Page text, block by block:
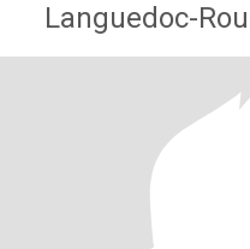
Languedoc-